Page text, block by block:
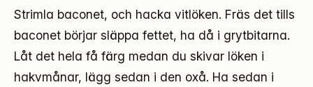
Strimla baconet, och hacka vitlöken. Fräs det tills
baconet börjar släppa fettet, ha då i grytbitarna.
Låt det hela få färg medan du skivar löken i
hakvmånar, lägg sedan i den oxå. Ha sedan i